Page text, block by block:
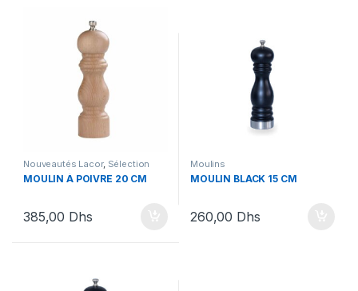
Nouveautés Lacor, Sélection
Nouveautés ,Ustensiles
MOULIN À POIVRE 20 CM
385,00 Dhs
Moulins
MOULIN BLACK 15 CM
260,00 Dhs